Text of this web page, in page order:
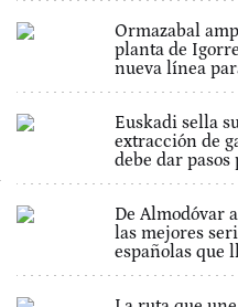
Ormazabal
planta de
nueva línea
Euskadi sella
extracción de
debe dar
De Almodóvar
las mejores
españolas que